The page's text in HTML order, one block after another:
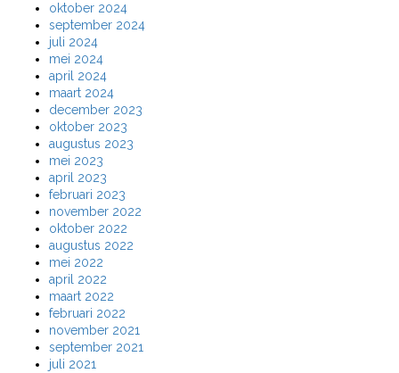
oktober 2024
september 2024
juli 2024
mei 2024
april 2024
maart 2024
december 2023
oktober 2023
augustus 2023
mei 2023
april 2023
februari 2023
november 2022
oktober 2022
augustus 2022
mei 2022
april 2022
maart 2022
februari 2022
november 2021
september 2021
juli 2021